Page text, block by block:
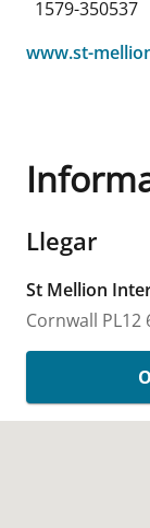
1579-350537
www.st-
Llegar
St Mellion
Cornwall PL12